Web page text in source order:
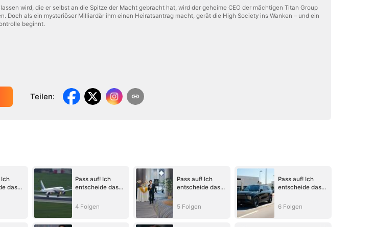
wird, die er selbst an die Spitze der Macht gebracht hat, wird der geheime CEO der mächtigen Titan Group
Doch als ein mysteriöser Milliardär ihm einen Heiratsantrag macht, gerät die High Society ins Wanken – und ein
beginnt.
Teilen:
Ich
das
Pass auf! Ich
entscheide das
Synchronisiert)
4 Folgen
Pass auf! Ich
entscheide das
Synchronisiert)
5 Folgen
Pass auf! Ich
entscheide das
Synchronisiert)
6 Folgen